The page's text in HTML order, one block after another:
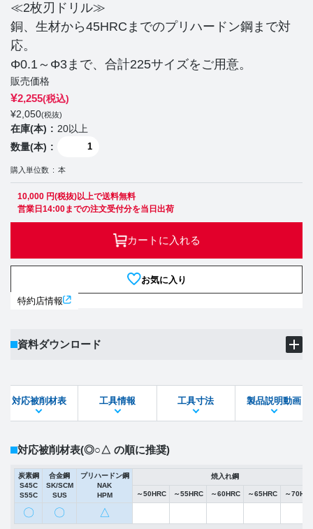
≪2枚刃ドリル≫
銅、生材から45HRCまでのプリハードン鋼まで対
応。
Φ0.1～Φ3まで、合計225サイズをご用意。
販売価格
¥2,255(税込)
¥2,050(税抜)
在庫(本)
20以上
数量(本)
購入単位数 本
10,000 円(税抜)以上で送料無料
営業日14:00までの注文受付分を当日出荷
カートに入れる
お気に入り
特約店情報
資料ダウンロード
STEPファイル DXFファイル
対応被削材表 工具情報 工具寸法 製品説明動画
対応被削材表(◎○△ の順に推奨)
炭素鋼
S45C
S55C
合金鋼
SK/SCM
SUS
プリハードン鋼
NAK
HPM
焼入れ鋼
～50HRC ～55HRC ～60HRC ～65HRC ～
〇 〇 △